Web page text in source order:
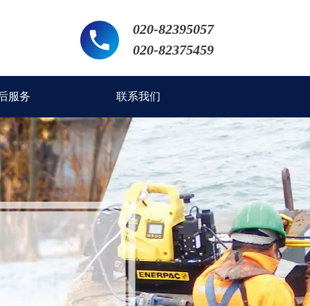
020-82395057
020-82375459
服务 联系我们